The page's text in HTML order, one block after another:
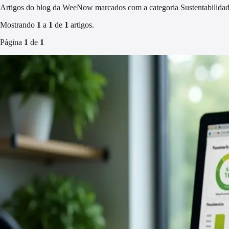
Artigos do blog da WeeNow marcados com a categoria
Mostrando 1 a 1 de 1 artigos.
Página 1 de 1